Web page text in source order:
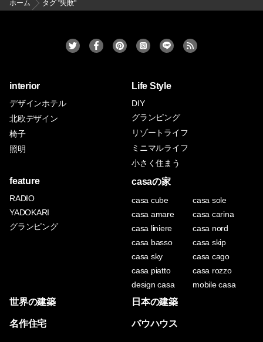
ホーム タグ "失敗"
interior
デザインホテル
北欧デザイン
椅子
照明
Life Style
DIY
グランピング
リゾートライフ
ミニマルライフ
小さく住まう
feature
RADIO
YADOKARI
グランピング
casaの家
casa cube
casa sole
casa amare
casa carina
casa liniere
casa nord
casa basso
casa skip
casa sky
casa cago
casa piatto
casa rozzo
design casa
mobile casa
世界の建築 日本の建築
名作住宅 バウハウス